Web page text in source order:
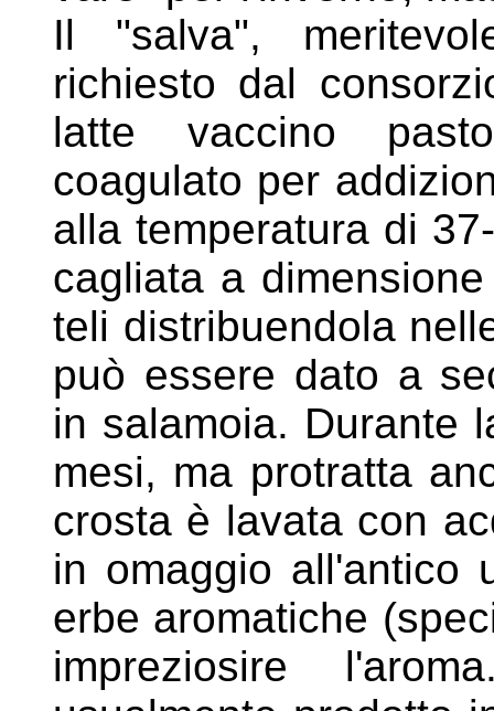
Il "salva",
richiesto dal
latte vaccino
coagulato per
allatemperatura di
cagliata a
teli distribuendola
può essere dato a
in salamoia. Durante
mesi, ma protratta
crosta è lavata con
in omaggio all'antico
erbe aromatiche
impreziosire